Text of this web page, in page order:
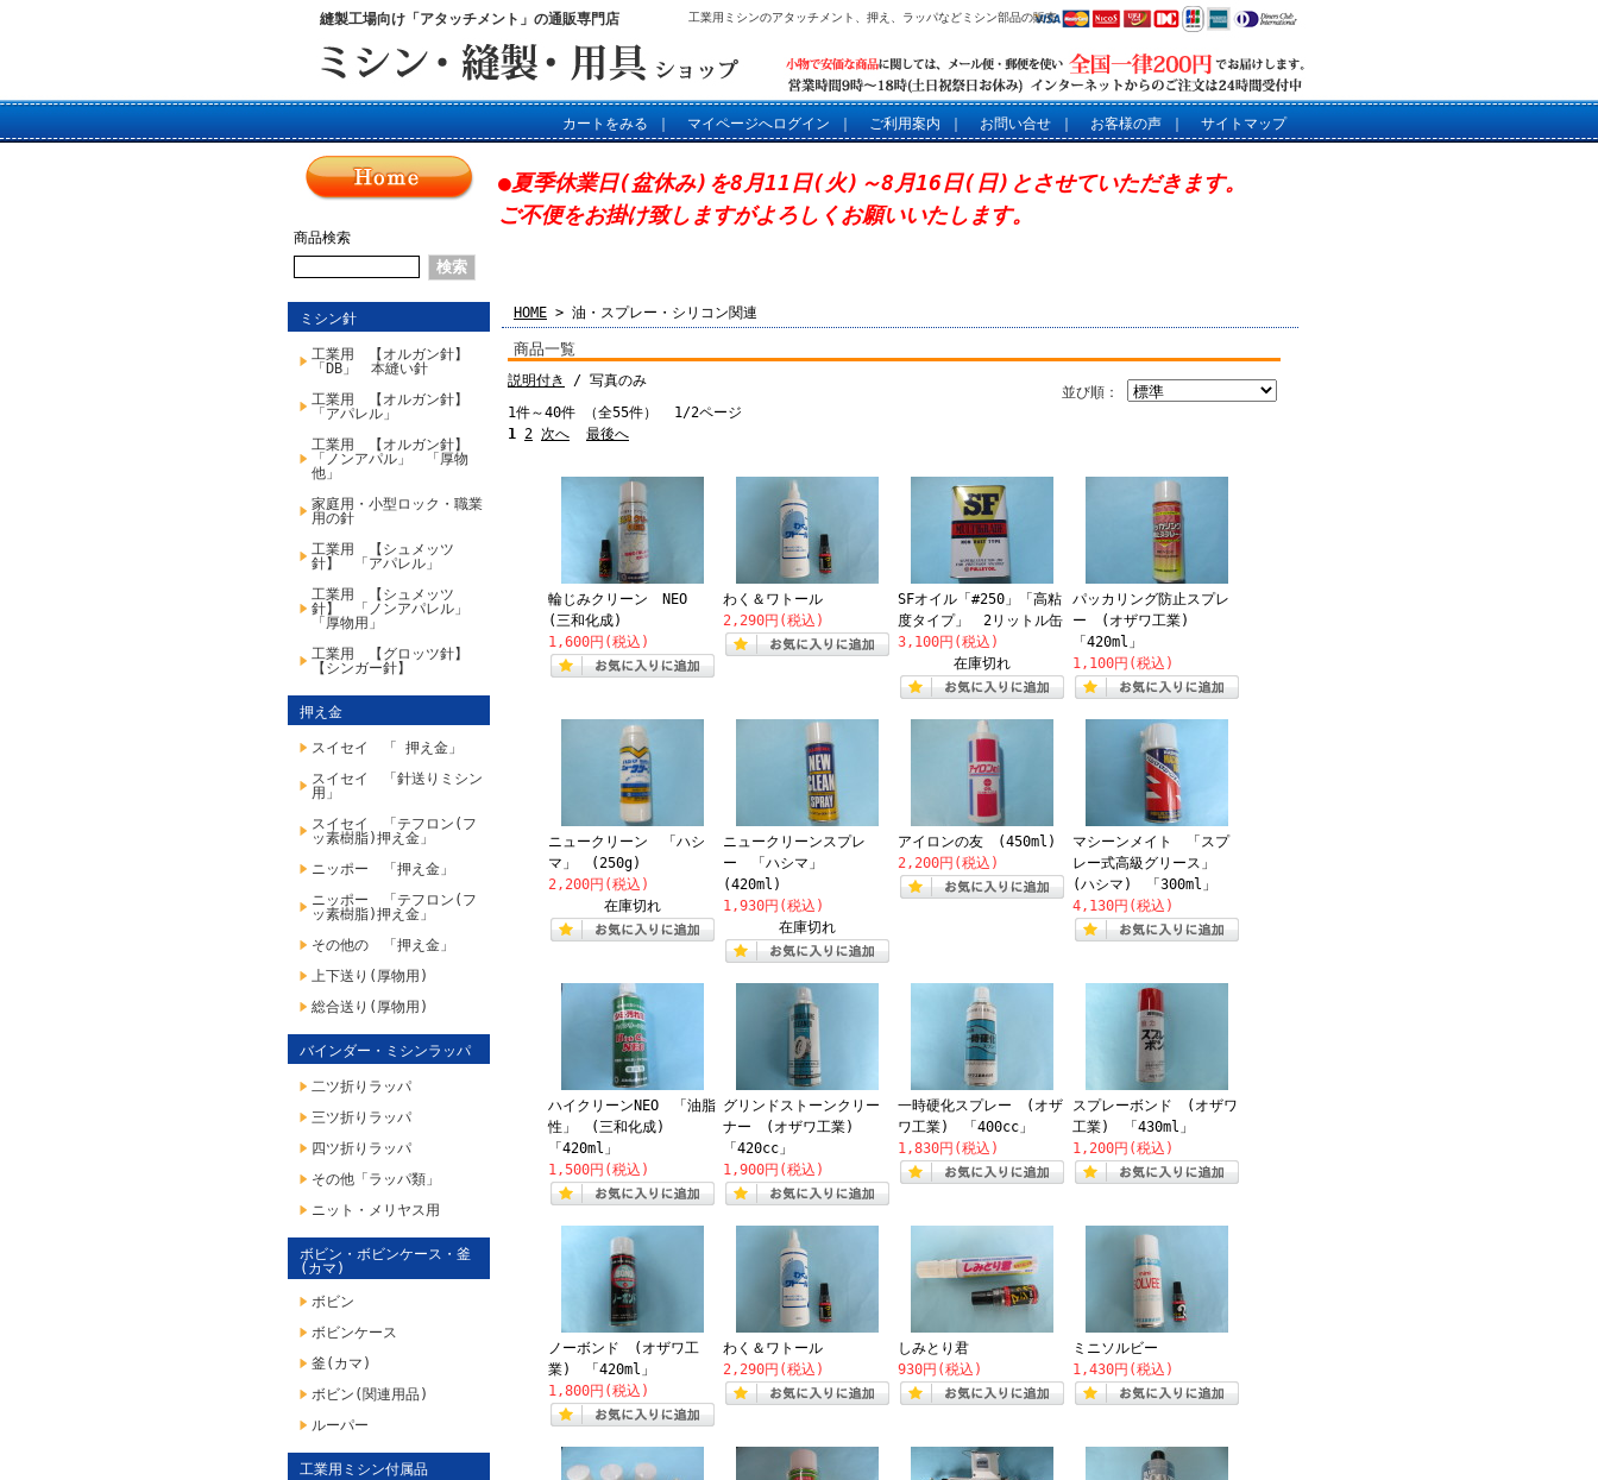
縫製工場向け「アタッチメント」の通販専門店 工業用ミシンのアタッチメント、押え、ラッパなどミシン部品の販売
カートをみる マイページへログイン ご利用案内 お問い合せ お客様の声 サイトマップ
商品検索
ミシン針
工業用 【オルガン針】
「DB」 本縫い針
工業用 【オルガン針】
「アパレル」
工業用 【オルガン針】
「ノンアパル」 「厚物
他」
家庭用・小型ロック・職業
用の針
工業用 【シュメッツ
針】 「アパレル」
工業用 【シュメッツ
針】 「ノンアパレル」
「厚物用」
工業用 【グロッツ針】
【シンガー針】
押え金
スイセイ 「 押え金」
スイセイ 「針送りミシン
用」
スイセイ 「テフロン(フ
ッ素樹脂)押え金」
ニッポー 「押え金」
ニッポー 「テフロン(フ
ッ素樹脂)押え金」
その他の 「押え金」
上下送り(厚物用)
総合送り(厚物用)
バインダー・ミシンラッパ
二ツ折りラッパ
三ツ折りラッパ
四ツ折りラッパ
その他「ラッパ類」
ニット・メリヤス用
ボビン・ボビンケース・釜
(カマ)
ボビン
ボビンケース
釜(カマ)
ボビン(関連用品)
ルーパー
工業用ミシン付属品
●夏季休業日(盆休み)を8月11日(火)～8月16日(日)とさせていただきます。
ご不便をお掛け致しますがよろしくお願いいたします。
HOME > 油・スプレー・シリコン関連
商品一覧
並び順：
説明付き
/ 写真のみ
1件～40件 （全55件） 1/2ページ
1 2 次へ 最後へ
輪じみクリーン NEO
(三和化成)
1,600円(税込)
わく＆ワトール
2,290円(税込)
SFオイル「#250」「高粘
度タイプ」 2リットル缶
3,100円(税込)
在庫切れ
パッカリング防止スプレ
ー (オザワ工業)
「420ml」
1,100円(税込)
ニュークリーン 「ハシ
マ」 (250g)
2,200円(税込)
在庫切れ
ニュークリーンスプレ
ー 「ハシマ」
(420ml)
1,930円(税込)
在庫切れ
アイロンの友 (450ml)
2,200円(税込)
マシーンメイト 「スプ
レー式高級グリース」
(ハシマ) 「300ml」
4,130円(税込)
ハイクリーンNEO 「油脂
性」 (三和化成)
「420ml」
1,500円(税込)
グリンドストーンクリー
ナー (オザワ工業)
「420cc」
1,900円(税込)
一時硬化スプレー (オザ
ワ工業) 「400cc」
1,830円(税込)
スプレーボンド (オザワ
工業) 「430ml」
1,200円(税込)
ノーボンド (オザワ工
業) 「420ml」
1,800円(税込)
わく＆ワトール
2,290円(税込)
しみとり君
930円(税込)
ミニソルビー
1,430円(税込)